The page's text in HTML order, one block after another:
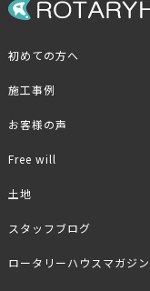
初めての方へ
施工事例
お客様の声
Free will
土地
スタッフブログ
ロータリーハウスマガジン